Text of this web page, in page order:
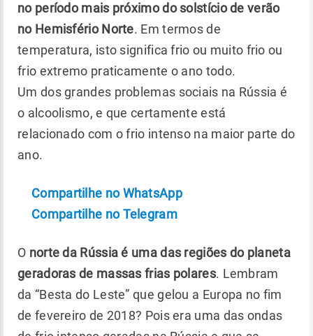
no período mais próximo do solstício de verão
no Hemisfério Norte. Em termos de
temperatura, isto significa frio ou muito frio ou
frio extremo praticamente o ano todo.
Um dos grandes problemas sociais na Rússia é
o alcoolismo, e que certamente está
relacionado com o frio intenso na maior parte do
ano.
Compartilhe no WhatsApp
Compartilhe no Telegram
O norte da Rússia é uma das regiões do planeta
geradoras de massas frias polares. Lembram
da “Besta do Leste” que gelou a Europa no fim
de fevereiro de 2018? Pois era uma das ondas